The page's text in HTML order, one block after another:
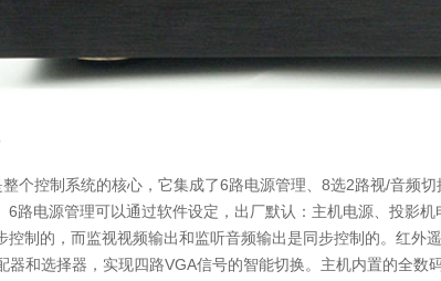
个控制系统的核心，它集成了6路电源管理、8选2路视/音频切
6路电源管理可以通过软件设定，出厂默认：主机电源、投影
控制的，而监视视频输出和监听音频输出是同步控制的。红
器和选择器，实现四路VGA信号的智能切换。主机内置的全数